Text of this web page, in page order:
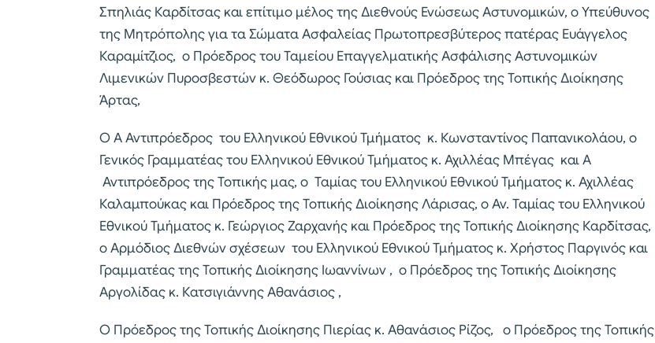
Σπηλιάς Καρδίτσας και επίτιμο μέλος της Διεθνούς Ενώσεως Αστυνομικών, ο Υπεύθυνος
της Μητρόπολης για τα Σώματα Ασφαλείας Πρωτοπρεσβύτερος πατέρας Ευάγγελος
Καραμίτζιος, ο Πρόεδρος του Ταμείου Επαγγελματικής Ασφάλισης Αστυνομικών
Λιμενικών Πυροσβεστών κ. Θεόδωρος Γούσιας και Πρόεδρος της Τοπικής Διοίκησης
Άρτας,
Ο Α Αντιπρόεδρος του Ελληνικού Εθνικού Τμήματος κ. Κωνσταντίνος Παπανικολάου, ο
Γενικός Γραμματέας του Ελληνικού Εθνικού Τμήματος κ. Αχιλλέας Μπέγας και Α
Αντιπρόεδρος της Τοπικής μας, ο Ταμίας του Ελληνικού Εθνικού Τμήματος κ. Αχιλλέας
Καλαμπούκας και Πρόεδρος της Τοπικής Διοίκησης Λάρισας, ο Αν. Ταμίας του Ελληνικού
Εθνικού Τμήματος κ. Γεώργιος Ζαρχανής και Πρόεδρος της Τοπικής Διοίκησης Καρδίτσας,
ο Αρμόδιος Διεθνών σχέσεων του Ελληνικού Εθνικού Τμήματος κ. Χρήστος Παργινός και
Γραμματέας της Τοπικής Διοίκησης Ιωαννίνων , ο Πρόεδρος της Τοπικής Διοίκησης
Αργολίδας κ. Κατσιγιάννης Αθανάσιος ,
Ο Πρόεδρος της Τοπικής Διοίκησης Πιερίας κ. Αθανάσιος Ρίζος, ο Πρόεδρος της Τοπικής